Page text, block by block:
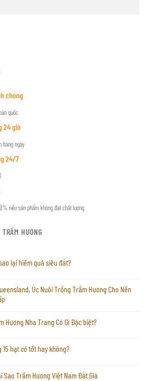
chóng
quốc
24 giờ
hàng ngày
24/7
nếu sản phẩm không đạt chất lượng
HƯƠNG
lại hiếm quá siêu đắt?
Úc Nuôi Trồng Trầm Hương Cho Nền
Hương Nha Trang Có Gì Đặc biệt?
15 hạt có tốt hay không?
Sao Trầm Hương Việt Nam Đắt Giá